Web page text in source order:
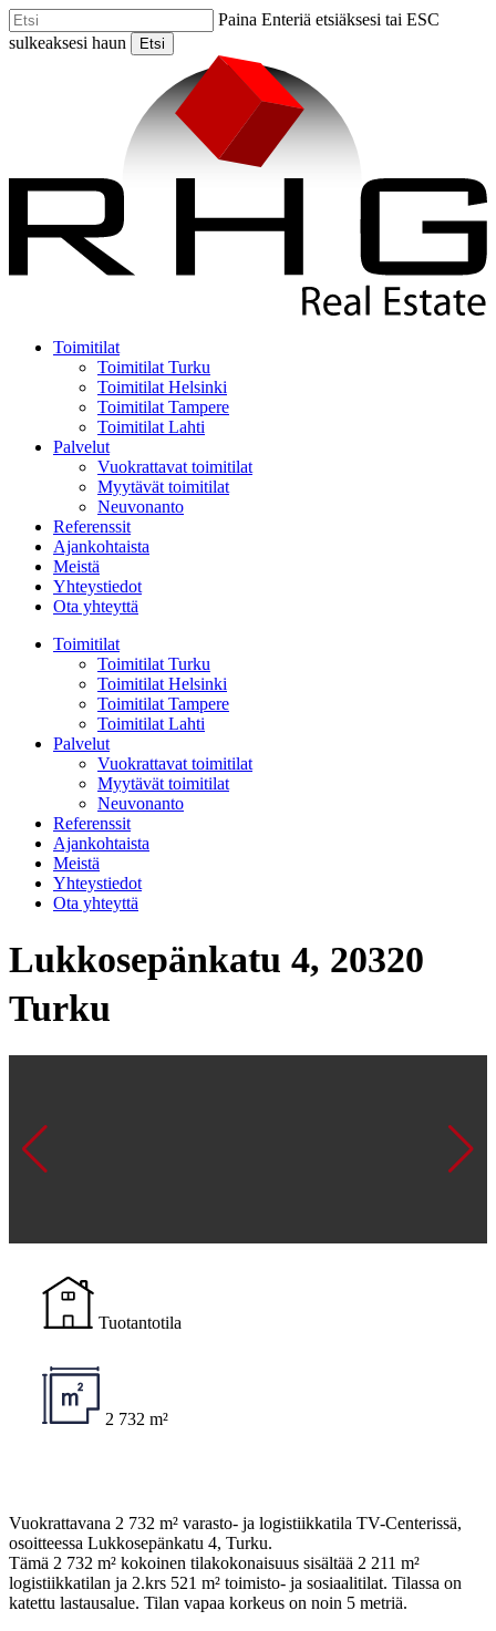
Skip
to
Paina Enteriä etsiäksesi tai ESC
sulkeaksesi haun
Etsi
Menu
Toimitilat
Toimitilat Turku
Toimitilat Helsinki
Toimitilat Tampere
Toimitilat Lahti
Palvelut
Vuokrattavat toimitilat
Myytävät toimitilat
Neuvonanto
Referenssit
Ajankohtaista
Meistä
Yhteystiedot
Ota yhteyttä
Toimitilat
Toimitilat Turku
Toimitilat Helsinki
Toimitilat Tampere
Toimitilat Lahti
Palvelut
Vuokrattavat toimitilat
Myytävät toimitilat
Neuvonanto
Referenssit
Ajankohtaista
Meistä
Yhteystiedot
Ota yhteyttä
Lukkosepänkatu 4, 20320
Turku
Tuotantotila
2 732 m²
Vuokrattavana 2 732 m² varasto- ja logistiikkatila TV-Centerissä,
osoitteessa Lukkosepänkatu 4, Turku.
Tämä 2 732 m² kokoinen tilakokonaisuus sisältää 2 211 m²
logistiikkatilan ja 2.krs 521 m² toimisto- ja sosiaalitilat. Tilassa on
katettu lastausalue. Tilan vapaa korkeus on noin 5 metriä.